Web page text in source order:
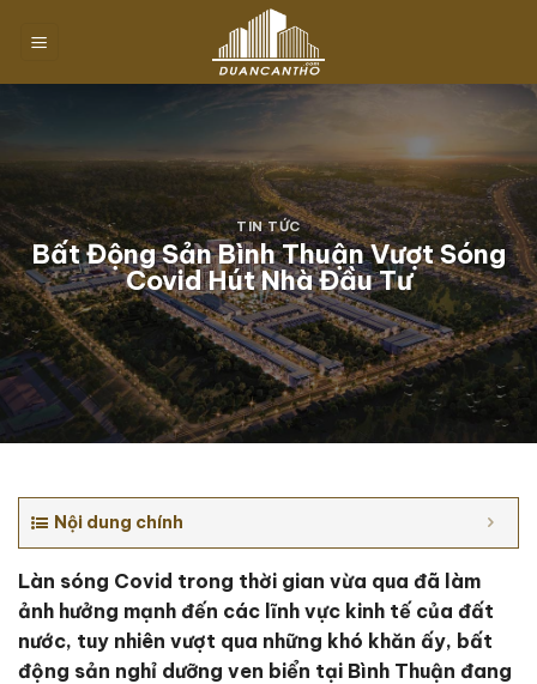
đến
TIN TỨC
Bất Động Sản Bình Thuận Vượt Sóng
Covid Hút Nhà Đầu Tư
Nội dung chính
Làn sóng Covid trong thời gian vừa qua đã làm
ảnh hưởng mạnh đến các lĩnh vực kinh tế của đất
nước, tuy nhiên vượt qua những khó khăn ấy, bất
động sản nghỉ dưỡng ven biển tại Bình Thuận đang